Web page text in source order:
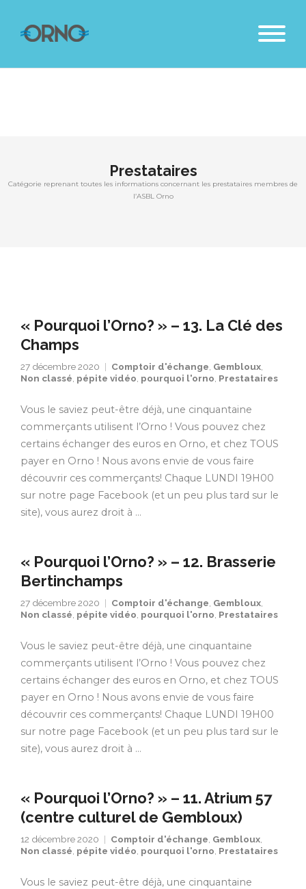
Prestataires
Catégorie reprenant toutes les informations concernant les prestataires membres de
l’ASBL Orno
« Pourquoi l’Orno? » – 13. La Clé des
Champs
27 décembre 2020 Comptoir d'échange Gembloux
Non classé pépite vidéo pourquoi l'orno Prestataires
Vous le saviez peut-être déjà, une cinquantaine
commerçants utilisent l’Orno ! Vous pouvez chez
certains échanger des euros en Orno, et chez TOUS
payer en Orno ! Nous avons envie de vous faire
découvrir ces commerçants! Chaque LUNDI 19H00
sur notre page Facebook (et un peu plus tard sur le
site), vous aurez droit à …
« Pourquoi l’Orno? » – 12. Brasserie
Bertinchamps
27 décembre 2020 Comptoir d'échange Gembloux
Non classé pépite vidéo pourquoi l'orno Prestataires
Vous le saviez peut-être déjà, une cinquantaine
commerçants utilisent l’Orno ! Vous pouvez chez
certains échanger des euros en Orno, et chez TOUS
payer en Orno ! Nous avons envie de vous faire
découvrir ces commerçants! Chaque LUNDI 19H00
sur notre page Facebook (et un peu plus tard sur le
site), vous aurez droit à …
« Pourquoi l’Orno? » – 11. Atrium 57
(centre culturel de Gembloux)
12 décembre 2020 Comptoir d'échange Gembloux
Non classé pépite vidéo pourquoi l'orno Prestataires
Vous le saviez peut-être déjà, une cinquantaine